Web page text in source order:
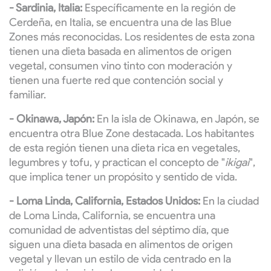
- Sardinia, Italia: Específicamente en la región de
Cerdeña, en Italia, se encuentra una de las Blue
Zones más reconocidas. Los residentes de esta zona
tienen una dieta basada en alimentos de origen
vegetal, consumen vino tinto con moderación y
tienen una fuerte red que contención social y
familiar.
- Okinawa, Japón: En la isla de Okinawa, en Japón, se
encuentra otra Blue Zone destacada. Los habitantes
de esta región tienen una dieta rica en vegetales,
legumbres y tofu, y practican el concepto de "ikigai",
que implica tener un propósito y sentido de vida.
- Loma Linda, California, Estados Unidos: En la ciudad
de Loma Linda, California, se encuentra una
comunidad de adventistas del séptimo día, que
siguen una dieta basada en alimentos de origen
vegetal y llevan un estilo de vida centrado en la